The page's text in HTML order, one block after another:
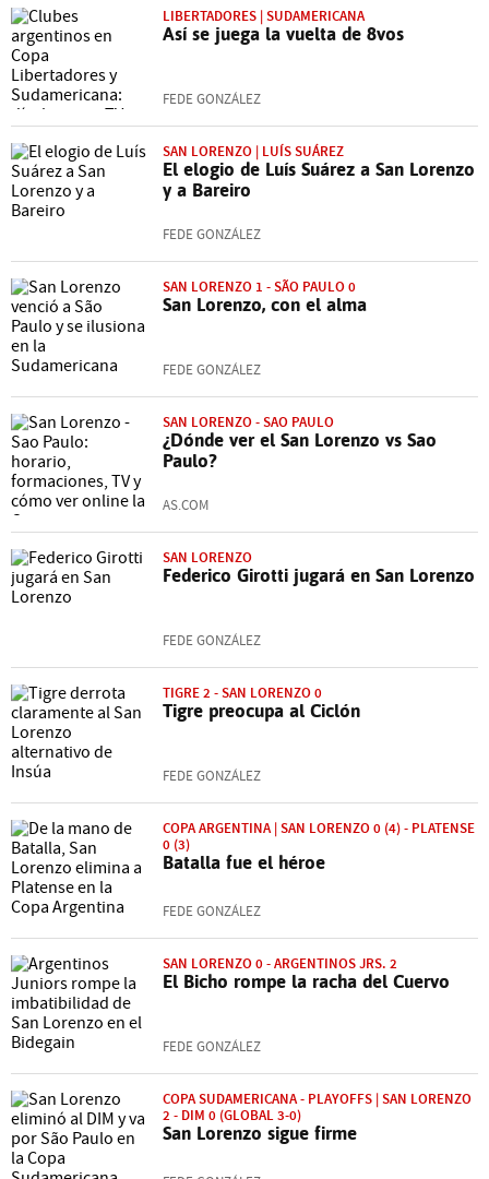
LIBERTADORES | SUDAMERICANA
Así se juega la vuelta de 8vos
FEDE GONZÁLEZ
SAN LORENZO | LUÍS SUÁREZ
El elogio de Luís Suárez a San Lorenzo
y a Bareiro
FEDE GONZÁLEZ
SAN LORENZO 1 - SÃO PAULO 0
San Lorenzo, con el alma
FEDE GONZÁLEZ
SAN LORENZO - SAO PAULO
¿Dónde ver el San Lorenzo vs Sao
Paulo?
AS.COM
SAN LORENZO
Federico Girotti jugará en San Lorenzo
FEDE GONZÁLEZ
TIGRE 2 - SAN LORENZO 0
Tigre preocupa al Ciclón
FEDE GONZÁLEZ
COPA ARGENTINA | SAN LORENZO 0 (4) - PLATENSE
0 (3)
Batalla fue el héroe
FEDE GONZÁLEZ
SAN LORENZO 0 - ARGENTINOS JRS. 2
El Bicho rompe la racha del Cuervo
FEDE GONZÁLEZ
COPA SUDAMERICANA - PLAYOFFS | SAN LORENZO
2 - DIM 0 (GLOBAL 3-0)
San Lorenzo sigue firme